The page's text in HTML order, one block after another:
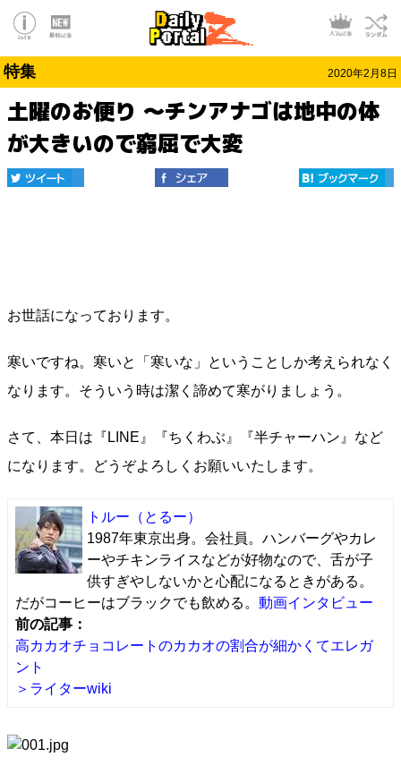
特集 2020年2月8日
土曜のお便り 〜チンアナゴは地中の体
が大きいので窮屈で大変
お世話になっております。
寒いですね。寒いと「寒いな」ということしか考えられなく
なります。そういう時は潔く諦めて寒がりましょう。
さて、本日は『LINE』『ちくわぶ』『半チャーハン』など
になります。どうぞよろしくお願いいたします。
トルー （とるー）
1987年東京出身。会社員。ハンバーグやカレ
ーやチキンライスなどが好物なので、舌が子
供すぎやしないかと心配になるときがある。
だがコーヒーはブラックでも飲める。 動画インタビュー
前の記事：
高カカオチョコレートのカカオの割合が細かくてエレガ
ント
＞ライターwiki